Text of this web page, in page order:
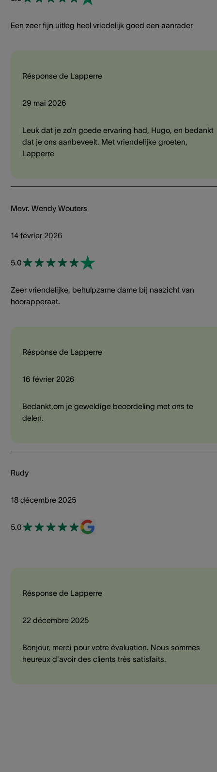
Een zeer fijn uitleg heel vriedelijk goed een aanrader
Résponse de Lapperre
29 mai 2026
Leuk dat je zo’n goede ervaring had, Hugo, en bedankt
dat je ons aanbeveelt. Met vriendelijke groeten,
Lapperre
Mevr. Wendy Wouters
14 février 2026
5.0
Zeer vriendelijke, behulpzame dame bij naazicht van
hoorapperaat.
Résponse de Lapperre
16 février 2026
Bedankt,om je geweldige beoordeling met ons te
delen.
Rudy
18 décembre 2025
5.0
Résponse de Lapperre
22 décembre 2025
Bonjour, merci pour votre évaluation. Nous sommes
heureux d'avoir des clients très satisfaits.